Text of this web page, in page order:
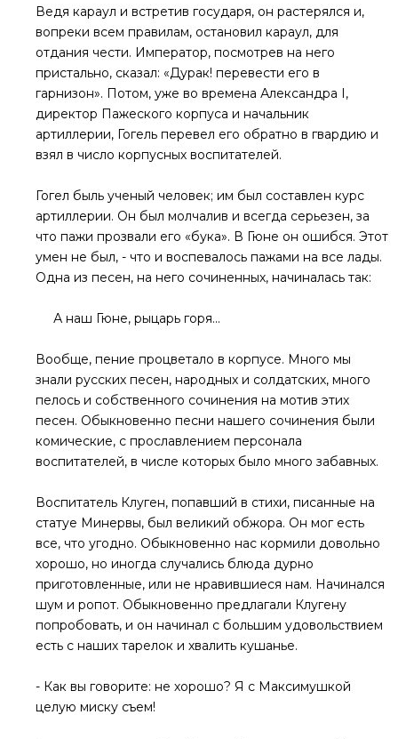
Ведя караул и встретив государя, он растерялся и,
вопреки всем правилам, остановил караул, для
отдания чести. Император, посмотрев на него
пристально, сказал: «Дурак! перевести его в
гарнизон». Потом, уже во времена Александра I,
директор Пажеского корпуса и начальник
артиллерии, Гогель перевел его обратно в гвардию и
взял в число корпусных воспитателей.
Гогел быль ученый человек; им был составлен курс
артиллерии. Он был молчалив и всегда серьезен, за
что пажи прозвали его «бука». В Гюне он ошибся. Этот
умен не был, - что и воспевалось пажами на все лады.
Одна из песен, на него сочиненных, начиналась так:
А наш Гюне, рыцарь горя...
Вообще, пение процветало в корпусе. Много мы
знали русских песен, народных и солдатских, много
пелось и собственного сочинения на мотив этих
песен. Обыкновенно песни нашего сочинения были
комические, с прославлением персонала
воспитателей, в числе которых было много забавных.
Воспитатель Клуген, попавший в стихи, писанные на
статуе Минервы, был великий обжора. Он мог есть
все, что угодно. Обыкновенно нас кормили довольно
хорошо, но иногда случались блюда дурно
приготовленные, или не нравившиеся нам. Начинался
шум и ропот. Обыкновенно предлагали Клугену
попробовать, и он начинал с большим удовольствием
есть с наших тарелок и хвалить кушанье.
- Как вы говорите: не хорошо? Я с Максимушкой
целую миску съем!